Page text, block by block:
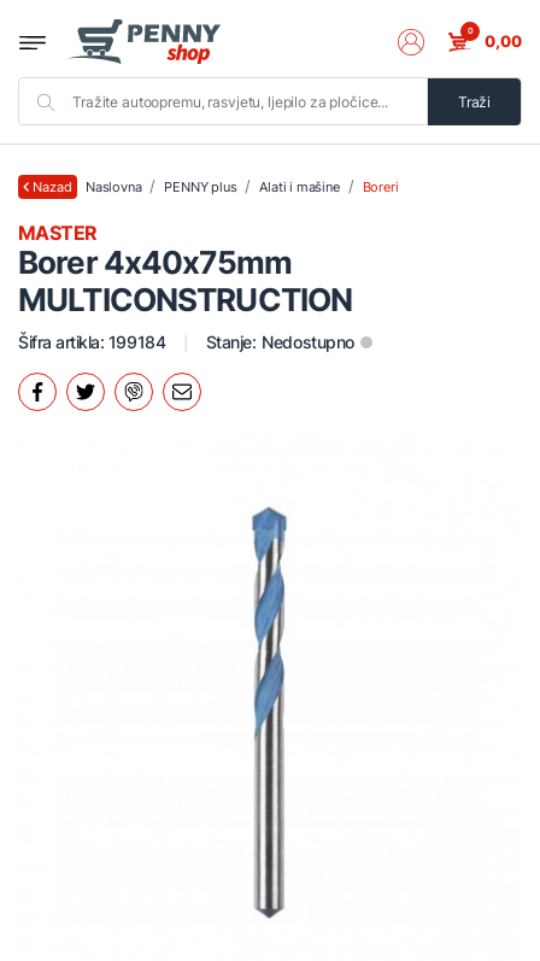
Traži
0 0,00
Nazad Naslovna PENNY plus Alati i mašine Boreri
Borer 4x40x75mm
MULTICONSTRUCTION
MASTER
Šifra artikla: 199184 Stanje: Nedostupno